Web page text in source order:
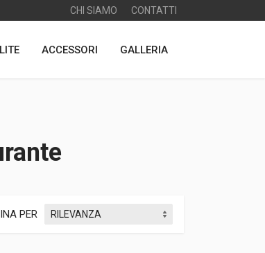
CHI SIAMO CONTATTI
ACCESSORI GALLERIA
PER